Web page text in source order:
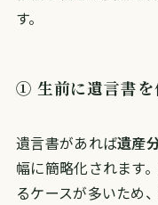
す。
① 生前に遺言書を
遺言書があれば遺産
幅に簡略化されます
るケースが多いため